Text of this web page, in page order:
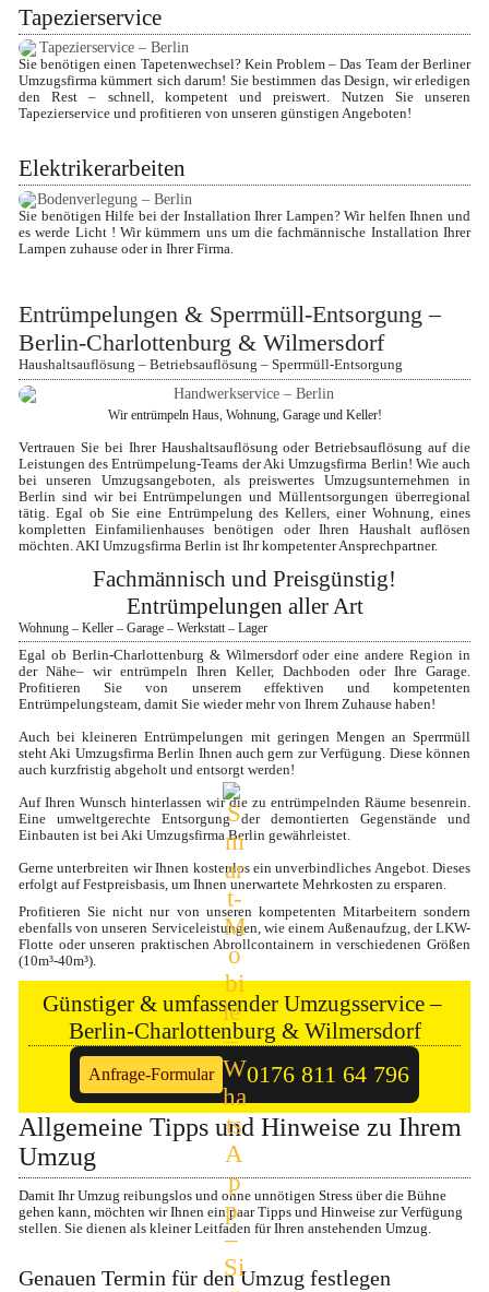
Tapezierservice
Sie benötigen einen Tapetenwechsel? Kein Problem – Das Team der Berliner
Umzugsfirma kümmert sich darum! Sie bestimmen das Design, wir erledigen
den Rest – schnell, kompetent und preiswert. Nutzen Sie unseren
Tapezierservice und profitieren von unseren günstigen Angeboten!
Elektrikerarbeiten
Sie benötigen Hilfe bei der Installation Ihrer Lampen? Wir helfen Ihnen und
es werde Licht ! Wir kümmern uns um die fachmännische Installation Ihrer
Lampen zuhause oder in Ihrer Firma.
Entrümpelungen & Sperrmüll-Entsorgung –
Berlin-Charlottenburg & Wilmersdorf
Haushaltsauflösung – Betriebsauflösung – Sperrmüll-Entsorgung
Wir entrümpeln Haus, Wohnung, Garage und Keller!
Vertrauen Sie bei Ihrer Haushaltsauflösung oder Betriebsauflösung auf die
Leistungen des Entrümpelung-Teams der Aki Umzugsfirma Berlin! Wie auch
bei unseren Umzugsangeboten, als preiswertes Umzugsunternehmen in
Berlin sind wir bei Entrümpelungen und Müllentsorgungen überregional
tätig. Egal ob Sie eine Entrümpelung des Kellers, einer Wohnung, eines
kompletten Einfamilienhauses benötigen oder Ihren Haushalt auflösen
möchten. AKI Umzugsfirma Berlin ist Ihr kompetenter Ansprechpartner.
Fachmännisch und Preisgünstig!
Entrümpelungen aller Art
Wohnung – Keller – Garage – Werkstatt – Lager
Egal ob Berlin-Charlottenburg & Wilmersdorf oder eine andere Region in
der Nähe– wir entrümpeln Ihren Keller, Dachboden oder Ihre Garage.
Profitieren Sie von unserem effektiven und kompetenten
Entrümpelungsteam, damit Sie wieder mehr von Ihrem Zuhause haben!
Auch bei kleineren Entrümpelungen mit geringen Mengen an Sperrmüll
steht Aki Umzugsfirma Berlin Ihnen auch gern zur Verfügung. Diese können
auch kurzfristig abgeholt und entsorgt werden!
Auf Ihren Wunsch hinterlassen wir die zu entrümpelnden Räume besenrein.
Eine umweltgerechte Entsorgung der demontierten Gegenstände und
Einbauten ist bei Aki Umzugsfirma Berlin gewährleistet.
Gerne unterbreiten wir Ihnen kostenlos ein unverbindliches Angebot. Dieses
erfolgt auf Festpreisbasis, um Ihnen unerwartete Mehrkosten zu ersparen.
Profitieren Sie nicht nur von unseren kompetenten Mitarbeitern sondern
ebenfalls von unseren Serviceleistungen, wie einem Außenaufzug, der LKW-
Flotte oder unseren praktischen Abrollcontainern in verschiedenen Größen
(10m³-40m³).
Günstiger & umfassender Umzugsservice –
Berlin-Charlottenburg & Wilmersdorf
Anfrage-Formular 0176 811 64 796
Allgemeine Tipps und Hinweise zu Ihrem
Umzug
Damit Ihr Umzug reibungslos und ohne unnötigen Stress über die Bühne
gehen kann, möchten wir Ihnen ein paar Tipps und Hinweise zur Verfügung
stellen. Sie dienen als kleiner Leitfaden für Ihren anstehenden Umzug.
Genauen Termin für den Umzug festlegen